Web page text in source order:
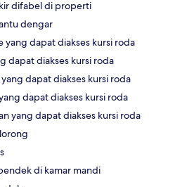
difabel di properti
dengar
yang dapat diakses kursi roda
dapat diakses kursi roda
dapat diakses kursi roda
dapat diakses kursi roda
yang dapat diakses kursi roda
di kamar mandi